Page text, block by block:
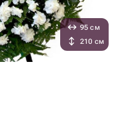
95 см
210 см